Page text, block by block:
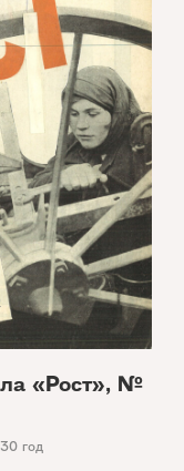
«Рост», №
год